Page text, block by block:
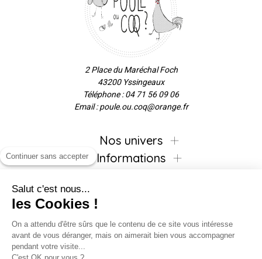
2 Place du Maréchal Foch
43200 Yssingeaux
Téléphone : 04 71 56 09 06
Email : poule.ou.coq@orange.fr
Nos univers
Informations
Inscrivez-vous à la newsletter !
Continuer sans accepter
Salut c'est nous...
les Cookies !
On a attendu d'être sûrs que le contenu de ce site vous intéresse
avant de vous déranger, mais on aimerait bien vous accompagner
pendant votre visite...